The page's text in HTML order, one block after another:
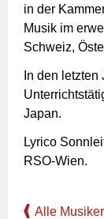
in der
Musik im
Schweiz,
In den
Japan.
Lyrico
RSO-Wien.
Alle